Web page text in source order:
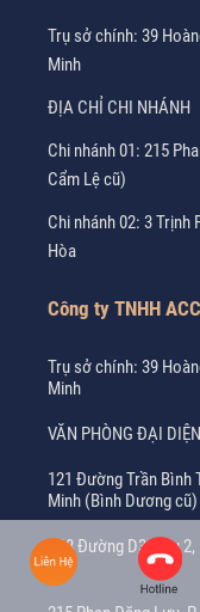
Trụ sở chính: 39
Minh
ĐỊA CHỈ CHI NHÁNH
Chi nhánh 01: 215
Cẩm Lệ cũ)
Chi nhánh 02: 3 Trịnh
Hòa
Công ty TNHH
Trụ sở chính: 39
Minh
VĂN PHÒNG ĐẠI DIỆN
121 Đường Trần Bình
Minh (Bình Dương cũ)
K38 Đường D3, Khu
Nai